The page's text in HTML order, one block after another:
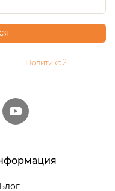
Политикой
Блог